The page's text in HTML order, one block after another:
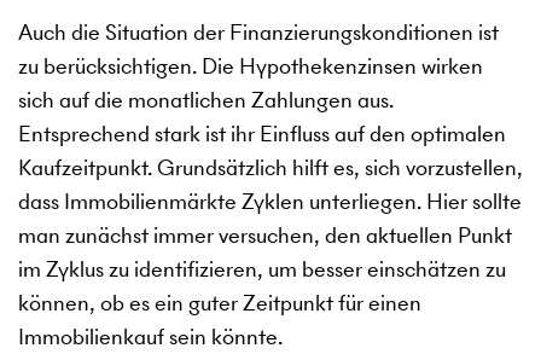
Auch die Situation der Finanzierungskonditionen ist
zu berücksichtigen. Die Hypothekenzinsen wirken
sich auf die monatlichen Zahlungen aus.
Entsprechend stark ist ihr Einfluss auf den optimalen
Kaufzeitpunkt. Grundsätzlich hilft es, sich vorzustellen,
dass Immobilienmärkte Zyklen unterliegen. Hier sollte
man zunächst immer versuchen, den aktuellen Punkt
im Zyklus zu identifizieren, um besser einschätzen zu
können, ob es ein guter Zeitpunkt für einen
Immobilienkauf sein könnte.